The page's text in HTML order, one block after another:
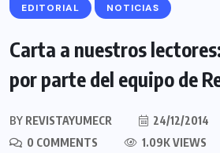
EDITORIAL NOTICIAS
Carta a nuestros
por parte del equipo de
BY REVISTAYUMECR
24/12/2014
0 COMMENTS
1.09K VIEWS